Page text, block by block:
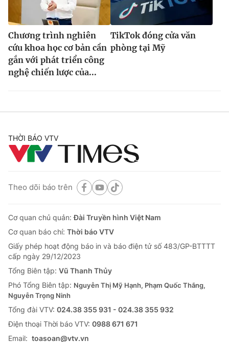
Chương trình nghiên
cứu khoa học cơ bản cần
gắn với phát triển công
nghệ chiến lược của...
TikTok đóng cửa văn
phòng tại Mỹ
THỜI BÁO VTV
Theo dõi báo trên
Cơ quan chủ quản:Đài Truyền hình Việt Nam
Cơ quan báo chí: Thời báo VTV
Giấy phép hoạt động báo in và báo điện tử số 483/GP-BTTTT
cấp ngày 29/12/2023
Tổng Biên tập: Vũ Thanh Thủy
Phó Tổng Biên tập: Nguyễn Thị Mỹ Hạnh, Phạm Quốc Thắng,
Nguyễn Trọng Ninh
Tổng đài VTV: 024.38 355 931 - 024.38 355 932
Ðiện thoại Thời báo VTV: 0988 671 671
Email: toasoan@vtv.vn